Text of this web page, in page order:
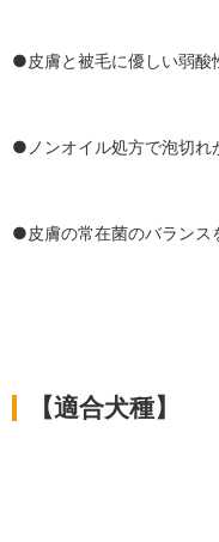
●皮膚と被毛に優しい弱酸
●ノンオイル処方で泡切れ
●皮膚の常在菌のバランス
【適合犬種】